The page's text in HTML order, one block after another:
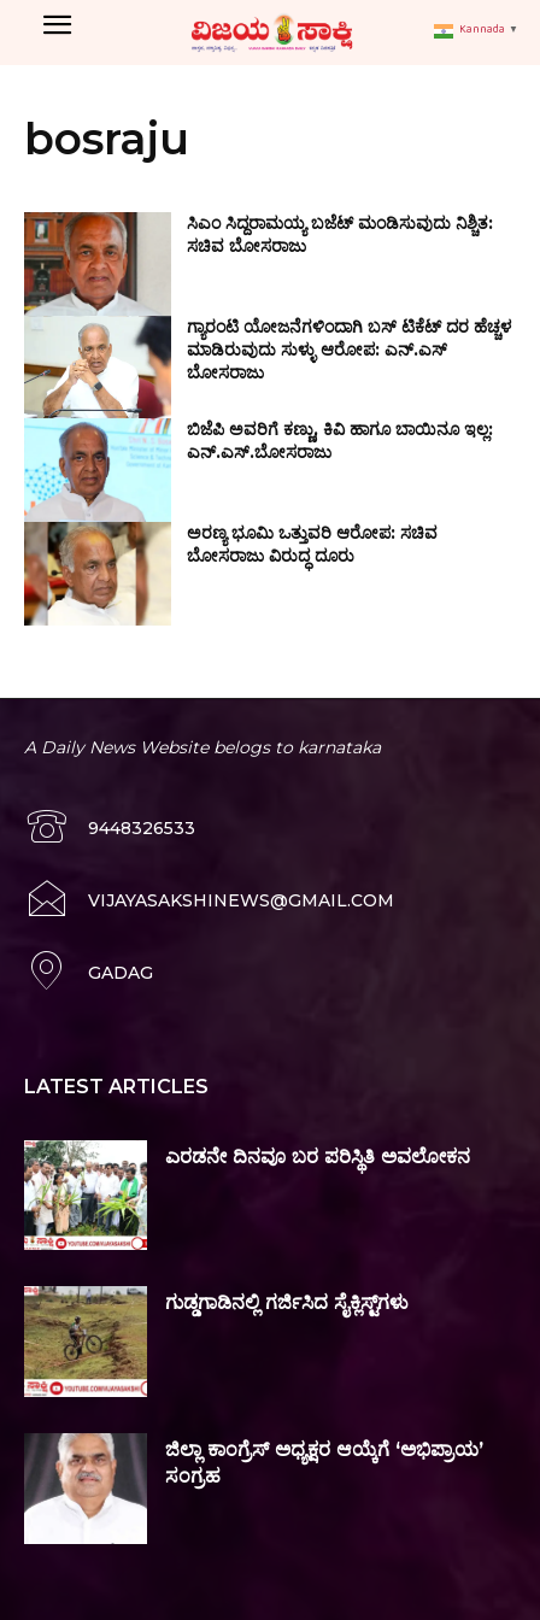
bosraju
ಸಿಎಂ ಸಿದ್ದರಾಮಯ್ಯ ಬಜೆಟ್ ಮಂಡಿಸುವುದು ನಿಶ್ಚಿತ:
ಸಚಿವ ಬೋಸರಾಜು
ಗ್ಯಾರಂಟಿ ಯೋಜನೆಗಳಿಂದಾಗಿ ಬಸ್ ಟಿಕೆಟ್ ದರ ಹೆಚ್ಚಳ
ಮಾಡಿರುವುದು ಸುಳ್ಳು ಆರೋಪ: ಎನ್.ಎಸ್
ಬೋಸರಾಜು
ಬಿಜೆಪಿ ಅವರಿಗೆ ಕಣ್ಣು, ಕಿವಿ ಹಾಗೂ ಬಾಯಿನೂ ಇಲ್ಲ:
ಎನ್‌.ಎಸ್.ಬೋಸರಾಜು
ಅರಣ್ಯ ಭೂಮಿ ಒತ್ತುವರಿ ಆರೋಪ: ಸಚಿವ
ಬೋಸರಾಜು‌ ವಿರುದ್ಧ ದೂರು
A Daily News Website belogs to karnataka
9448326533
VIJAYASAKSHINEWS@GMAIL.COM
GADAG
LATEST ARTICLES
ಎರಡನೇ ದಿನವೂ ಬರ ಪರಿಸ್ಥಿತಿ ಅವಲೋಕನ
ಗುಡ್ಡಗಾಡಿನಲ್ಲಿ ಗರ್ಜಿಸಿದ ಸೈಕ್ಲಿಸ್ಟ್‌ಗಳು
ಜಿಲ್ಲಾ ಕಾಂಗ್ರೆಸ್ ಅಧ್ಯಕ್ಷರ ಆಯ್ಕೆಗೆ ‘ಅಭಿಪ್ರಾಯ’
ಸಂಗ್ರಹ
Kannada ▼